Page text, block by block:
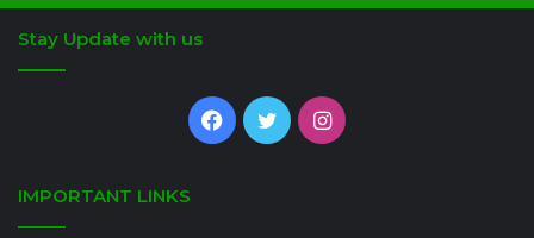
Stay Update with us
Facebook
TwitterInstagram
IMPORTANT LINKS